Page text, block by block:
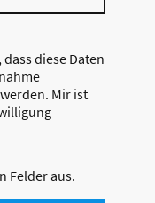
diese Daten
Mir ist
Felder aus.